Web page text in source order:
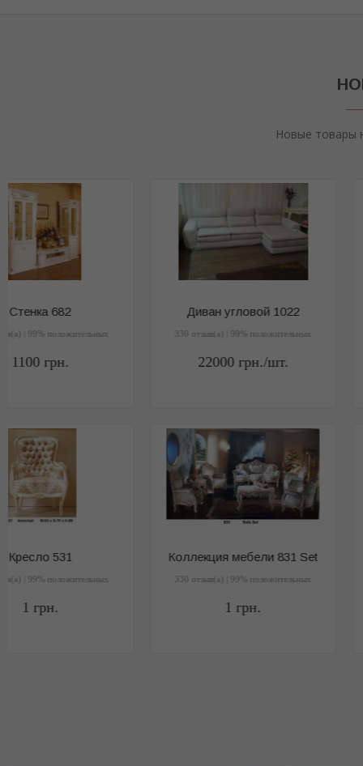
Новые товары
Коллекция мебели 831 Set
330 отзыв(a) | 99% положительных
Витрина CF-8670
330 отзыв(a) | 99%
1
Витрина 5322
330 отзыв(a) | 99% положительных
Стол F811
330 отзыв(a) | 99%